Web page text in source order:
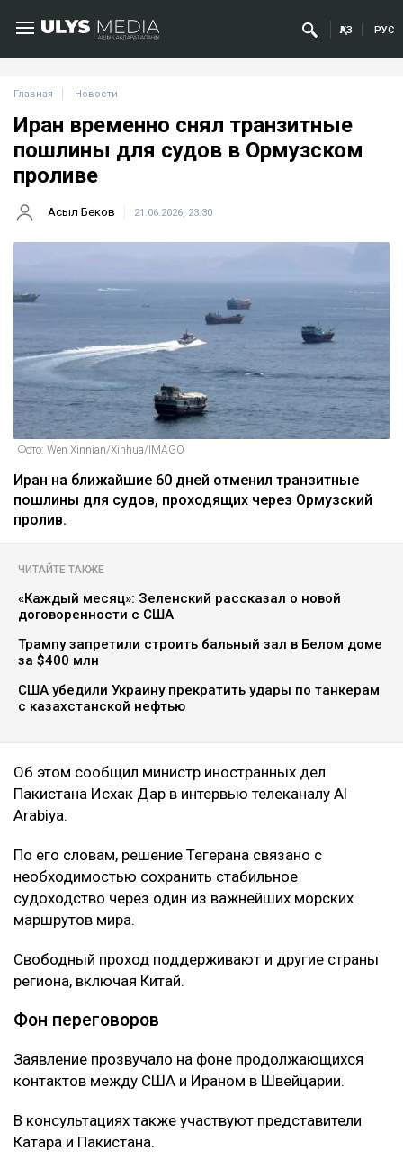
ҚАЗ РУС
Главная Новости
Иран временно снял транзитные
пошлины для судов в Ормузском
проливе
Асыл Беков 21.06.2026, 23:30
Фото: Wen Xinnian/Xinhua/IMAGO
Иран на ближайшие 60 дней отменил транзитные
пошлины для судов, проходящих через Ормузский
пролив.
ЧИТАЙТЕ ТАКЖЕ
«Каждый месяц»: Зеленский рассказал о новой
договоренности с США
Трампу запретили строить бальный зал в Белом доме
за $400 млн
США убедили Украину прекратить удары по танкерам
с казахстанской нефтью
Об этом сообщил министр иностранных дел
Пакистана Исхак Дар в интервью телеканалу Al
Arabiya.
По его словам, решение Тегерана связано с
необходимостью сохранить стабильное
судоходство через один из важнейших морских
маршрутов мира.
Свободный проход поддерживают и другие страны
региона, включая Китай.
Фон переговоров
Заявление прозвучало на фоне продолжающихся
контактов между США и Ираном в Швейцарии.
В консультациях также участвуют представители
Катара и Пакистана.